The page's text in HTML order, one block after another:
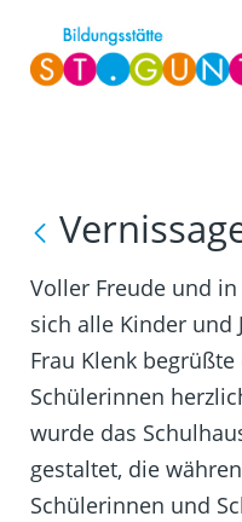
Voller Freude und
sich alle Kinder und
Frau Klenk
Schülerinnen
wurde das
gestaltet, die
Schülerinnen und